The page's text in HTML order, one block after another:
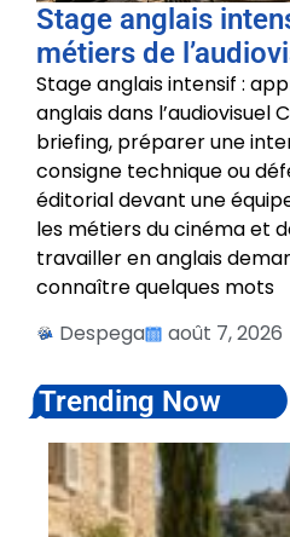
Stage anglais
métiers de
Stage anglais intensif :
anglais dans l’audiovisuel
briefing, préparer une
consigne technique ou
éditorial devant une
les métiers du cinéma et
travailler en anglais
connaître quelques mots
Despega
août 7, 2026
. Trending Now